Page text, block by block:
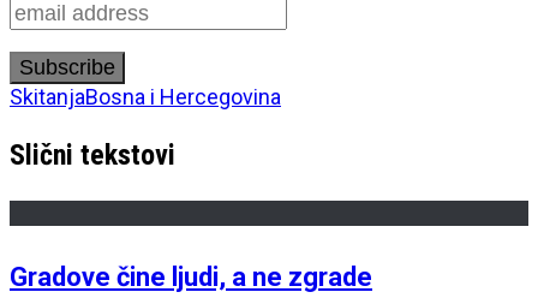
SkitanjaBosna i Hercegovina
Slični tekstovi
Gradove čine ljudi, a ne zgrade